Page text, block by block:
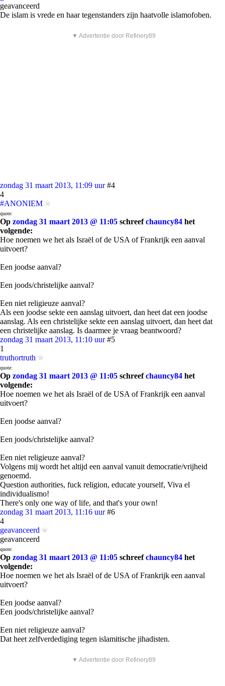
geavanceerd
De islam is vrede en haar tegenstanders zijn haatvolle islamofoben.
▼ Advertentie door Refinery89
zondag 31 maart 2013, 11:09 uur #4
4
#ANONIEM
quote:
Op zondag 31 maart 2013 @ 11:05 schreefchauncy84 het
volgende:
Hoe noemen we het als Israël of de USA of Frankrijk een aanval
uitvoert?
Een joodse aanval?
Een joods/christelijke aanval?
Een niet religieuze aanval?
Als een joodse sekte een aanslag uitvoert, dan heet dat een joodse
aanslag. Als een christelijke sekte een aanslag uitvoert, dan heet dat
een christelijke aanslag. Is daarmee je vraag beantwoord?
zondag 31 maart 2013, 11:10 uur #5
1
truthortruth
quote:
Op zondag 31 maart 2013 @ 11:05 schreefchauncy84 het
volgende:
Hoe noemen we het als Israël of de USA of Frankrijk een aanval
uitvoert?
Een joodse aanval?
Een joods/christelijke aanval?
Een niet religieuze aanval?
Volgens mij wordt het altijd een aanval vanuit democratie/vrijheid
genoemd.
Question authorities, fuck religion, educate yourself, Viva el
individualismo!
There's only one way of life, and that's your own!
zondag 31 maart 2013, 11:16 uur #6
4
geavanceerd
geavanceerd
quote:
Op zondag 31 maart 2013 @ 11:05 schreefchauncy84 het
volgende:
Hoe noemen we het als Israël of de USA of Frankrijk een aanval
uitvoert?
Een joodse aanval?
Een joods/christelijke aanval?
Een niet religieuze aanval?
Dat heet zelfverdediging tegen islamitische jihadisten.
▼ Advertentie door Refinery89